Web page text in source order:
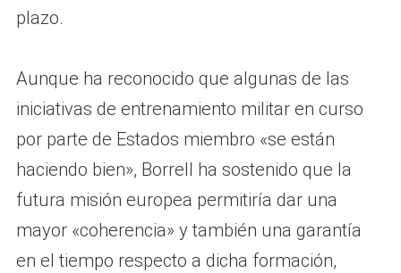
plazo.
Aunque ha reconocido que algunas de las
iniciativas de entrenamiento militar en curso
por parte de Estados miembro «se están
haciendo bien», Borrell ha sostenido que la
futura misión europea permitiría dar una
mayor «coherencia» y también una garantía
en el tiempo respecto a dicha formación,